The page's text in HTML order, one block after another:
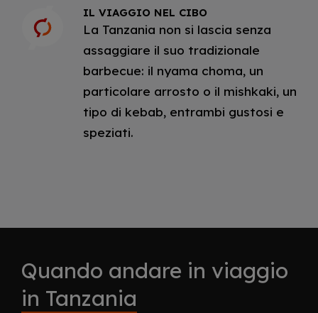
IL VIAGGIO NEL CIBO
La Tanzania non si lascia senza
assaggiare il suo tradizionale
barbecue: il nyama choma, un
particolare arrosto o il mishkaki, un
tipo di kebab, entrambi gustosi e
speziati.
Quando andare in viaggio
in Tanzania